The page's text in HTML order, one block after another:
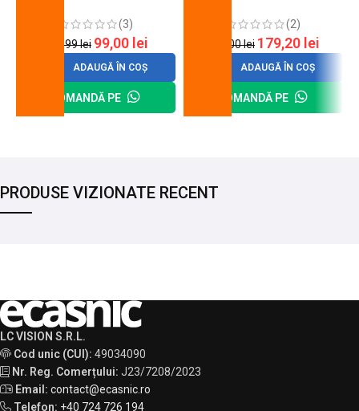
(3)
120,99lei 99,00 lei
ADAUGĂ ÎN COȘ
COMANDĂ PE
(2)
200,00lei 179,20 lei
ADAUGĂ ÎN COȘ
COMANDĂ PE
PRODUSE VIZIONATE RECENT
LC VISION S.R.L.
Cod unic (CUI): 49034090
Nr. Reg. Comerțului: J23/7208/2023
Email: contact@ecasnic.ro
Telefon: +40 724 726 194